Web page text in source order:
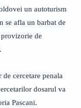
un autoturism
se afla un barbat de
de
cercetare penala
dosarul va
Pascani.